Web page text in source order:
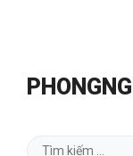
Tìm